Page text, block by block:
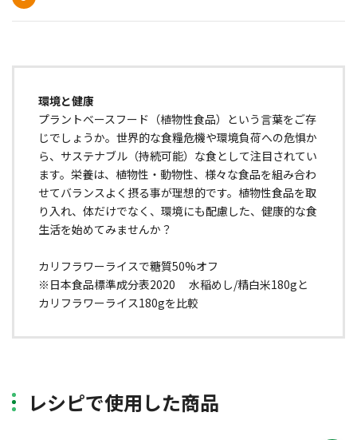
環境と健康
プラントベースフード（植物性食品）という言葉をご存
じでしょうか。世界的な食糧危機や環境負荷への危惧か
ら、サステナブル（持続可能）な食として注目されてい
ます。栄養は、植物性・動物性、様々な食品を組み合わ
せてバランスよく摂る事が理想的です。植物性食品を取
り入れ、体だけでなく、環境にも配慮した、健康的な食
生活を始めてみませんか？
カリフラワーライスで糖質50%オフ
※日本食品標準成分表2020 水稲めし/精白米180gと
カリフラワーライス180gを比較
レシピで使用した商品